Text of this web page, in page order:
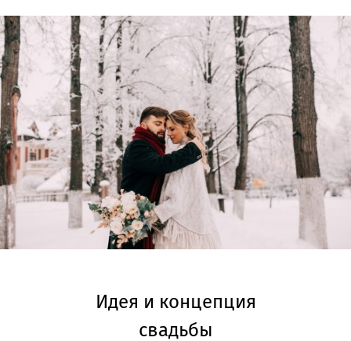
Идея и концепция
свадьбы